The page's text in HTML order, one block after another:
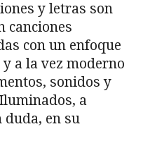
y letras son
canciones
con un enfoque
a la vez moderno
sonidos y
a
duda, en su